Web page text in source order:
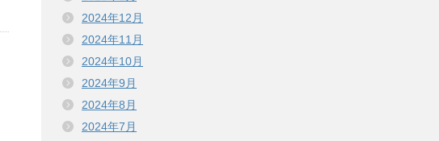
2024年12月
2024年11月
2024年10月
2024年9月
2024年8月
2024年7月